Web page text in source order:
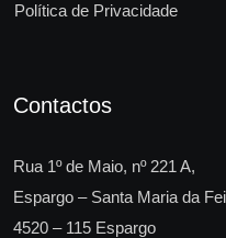
Política de Privacidade
Contactos
Rua 1º de Maio, nº 221 A,
Espargo – Santa Maria da
4520 – 115 Espargo